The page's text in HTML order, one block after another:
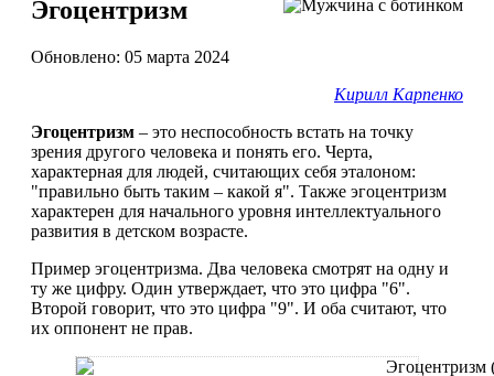
Эгоцентризм
Обновлено: 05 марта 2024
Кирилл Карпенко
Эгоцентризм – это неспособность встать на точку
зрения другого человека и понять его. Черта,
характерная для людей, считающих себя эталоном:
"правильно быть таким – какой я". Также эгоцентризм
характерен для начального уровня интеллектуального
развития в детском возрасте.
Пример эгоцентризма. Два человека смотрят на одну и
ту же цифру. Один утверждает, что это цифра "6".
Второй говорит, что это цифра "9". И оба считают, что
их оппонент не прав.